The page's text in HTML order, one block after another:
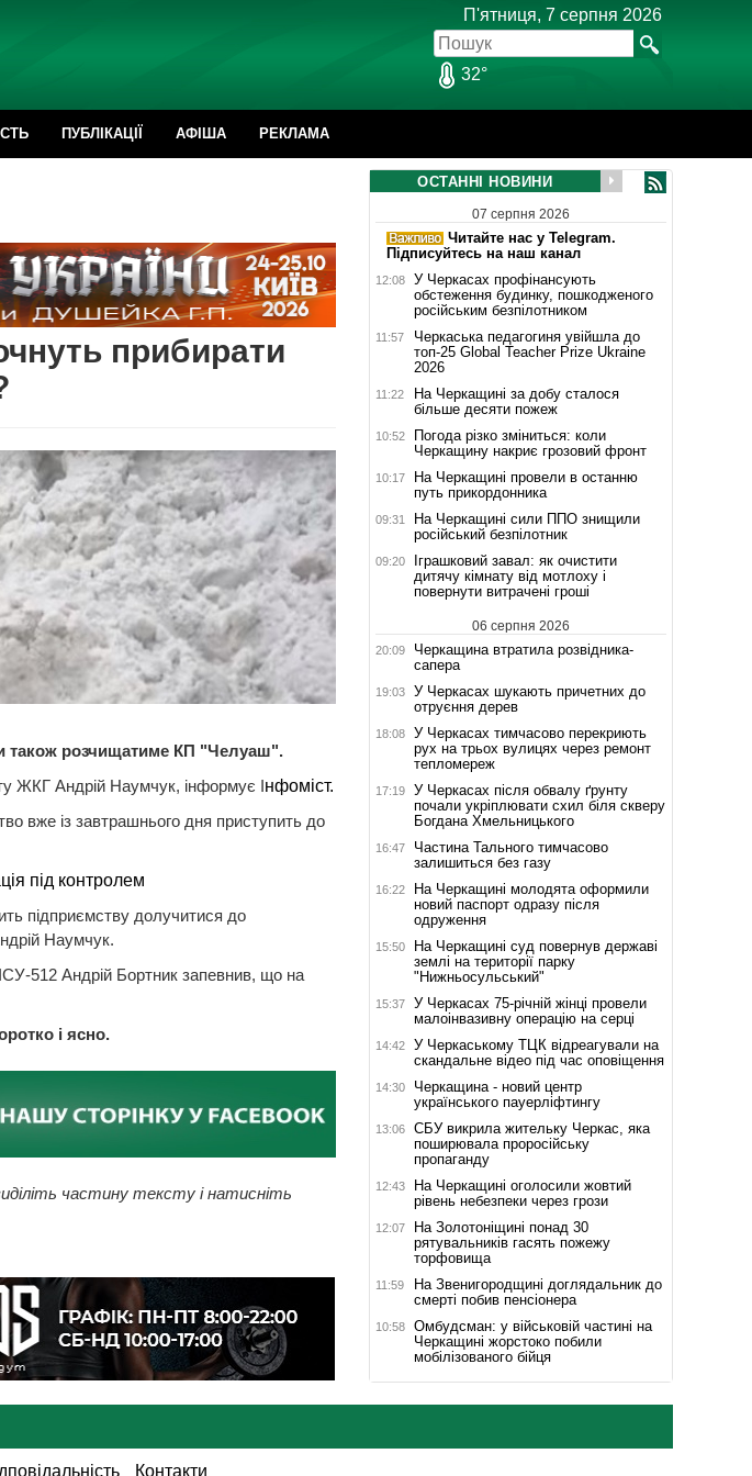
П'ятниця, 7 серпня 2026
32°
ПУБЛІКАЦІЇ АФІША РЕКЛАМА
прибирати
також розчищатиме КП "Челуаш".
ЖКГ Андрій Наумчук, інформує Інфоміст.
вже із завтрашнього дня приступить до
під контролем
підприємству долучитися до
Наумчук.
512 Андрій Бортник запевнив, що на
і ясно.
частину тексту і натисніть
ОСТАННІ НОВИНИ
07 серпня 2026
Читайте нас у Telegram.
Підписуйтесь на наш канал
12:08
У Черкасах профінансують
обстеження будинку, пошкодженого
російським безпілотником
11:57
Черкаська педагогиня увійшла до
топ-25 Global Teacher Prize Ukraine
2026
11:22
На Черкащині за добу сталося
більше десяти пожеж
10:52
Погода різко зміниться: коли
Черкащину накриє грозовий фронт
10:17
На Черкащині провели в останню
путь прикордонника
09:31
На Черкащині сили ППО знищили
російський безпілотник
09:20
Іграшковий завал: як очистити
дитячу кімнату від мотлоху і
повернути витрачені гроші
06 серпня 2026
20:09
Черкащина втратила розвідника-
сапера
19:03
У Черкасах шукають причетних до
отруєння дерев
18:08
У Черкасах тимчасово перекриють
рух на трьох вулицях через ремонт
тепломереж
17:19
У Черкасах після обвалу ґрунту
почали укріплювати схил біля скверу
Богдана Хмельницького
16:47
Частина Тального тимчасово
залишиться без газу
16:22
На Черкащині молодята оформили
новий паспорт одразу після
одруження
15:50
На Черкащині суд повернув державі
землі на території парку
"Нижньосульський"
15:37
У Черкасах 75-річній жінці провели
малоінвазивну операцію на серці
14:42
У Черкаському ТЦК відреагували на
скандальне відео під час оповіщення
14:30
Черкащина - новий центр
українського пауерліфтингу
13:06
СБУ викрила жительку Черкас, яка
поширювала проросійську
пропаганду
12:43
На Черкащині оголосили жовтий
рівень небезпеки через грози
12:07
На Золотоніщині понад 30
рятувальників гасять пожежу
торфовища
11:59
На Звенигородщині доглядальник до
смерті побив пенсіонера
10:58
Омбудсман: у військовій частині на
Черкащині жорстоко побили
мобілізованого бійця
Контакти